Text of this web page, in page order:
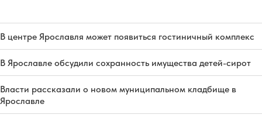
В центре Ярославля может появиться гостиничный комплекс
В Ярославле обсудили сохранность имущества детей-сирот
Власти рассказали о новом муниципальном кладбище в
Ярославле